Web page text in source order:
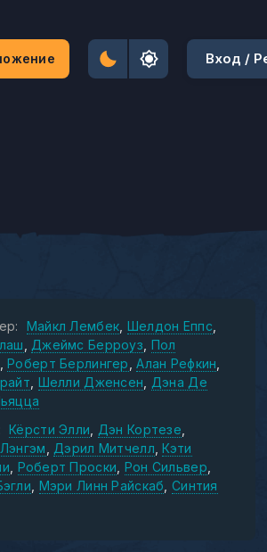
Вход /
Майкл Лембек Шелдон Еппс
Джеймс Берроуз Пол
Роберт Берлингер
Алан Рефкин
Шелли Дженсен
Дэна Де
Кёрсти Элли
Дэн Кортезе
Дэрил Митчелл Кэти
Роберт Проски Рон Сильвер
Мэри Линн Райскаб Синтия